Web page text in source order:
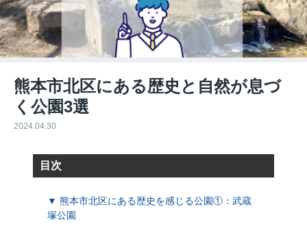
熊本市北区にある歴史と自然が息づ
く公園3選
2024.04.30
目次
▼ 熊本市北区にある歴史を感じる公園①：武蔵
塚公園